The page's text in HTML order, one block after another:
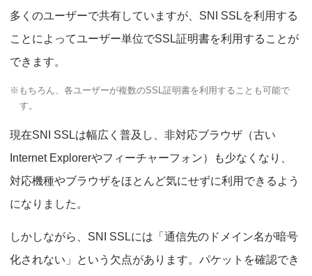
多くのユーザーで共有していますが、SNI SSLを利用する
ことによってユーザー単位でSSL証明書を利用することが
できます。
※もちろん、各ユーザーが複数のSSL証明書を利用することも可能で
す。
現在SNI SSLは幅広く普及し、非対応ブラウザ（古い
Internet Explorerやフィーチャーフォン）も少なくなり、
対応機種やブラウザをほとんど気にせずに利用できるよう
になりました。
しかしながら、SNI SSLには「通信先のドメイン名が暗号
化されない」という欠点があります。パケットを確認でき